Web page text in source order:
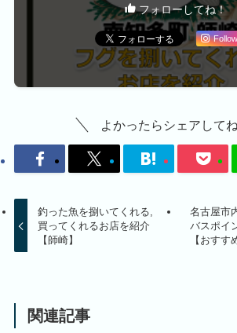
フォローしてね！
よかったらシェアしてね
釣った魚を捌いてくれる,
買ってくれるお店を紹介
【師崎】
名古屋市
バスポイ
【おすす
関連記事